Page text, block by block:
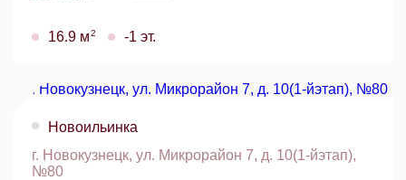
16.9 м2 -1 эт.
Новоильинка
г. Новокузнецк, ул. Микрорайон 7, д. 10(1-йэтап),
№80